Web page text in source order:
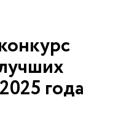
года